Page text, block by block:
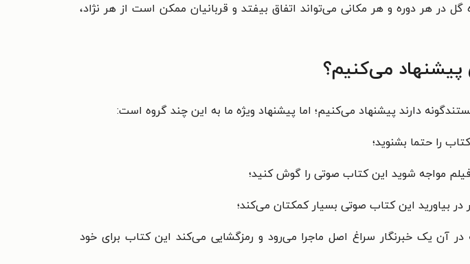
در هر دوره‌ و هر مکانی می‌تواند اتفاق بیفتد و قربانیان ممکن است از هر نژاد،
پیشنهاد می‌کنیم؟
دارند پیشنهاد می‌کنیم؛ اما پیشنهاد ویژه ما به این چند گروه است:
را حتما بشنوید؛
فیلم مواجه شوید این کتاب صوتی را گوش کنید؛
در بیاورید این کتاب صوتی بسیار کمکتان می‌کند؛
آن یک خبرنگار سراغ اصل ماجرا می‌رود و رمزگشایی می‌کند این کتاب برای خود